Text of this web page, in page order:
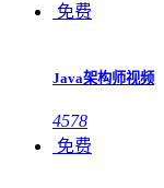
免费
Java架构师视频
4578
免费